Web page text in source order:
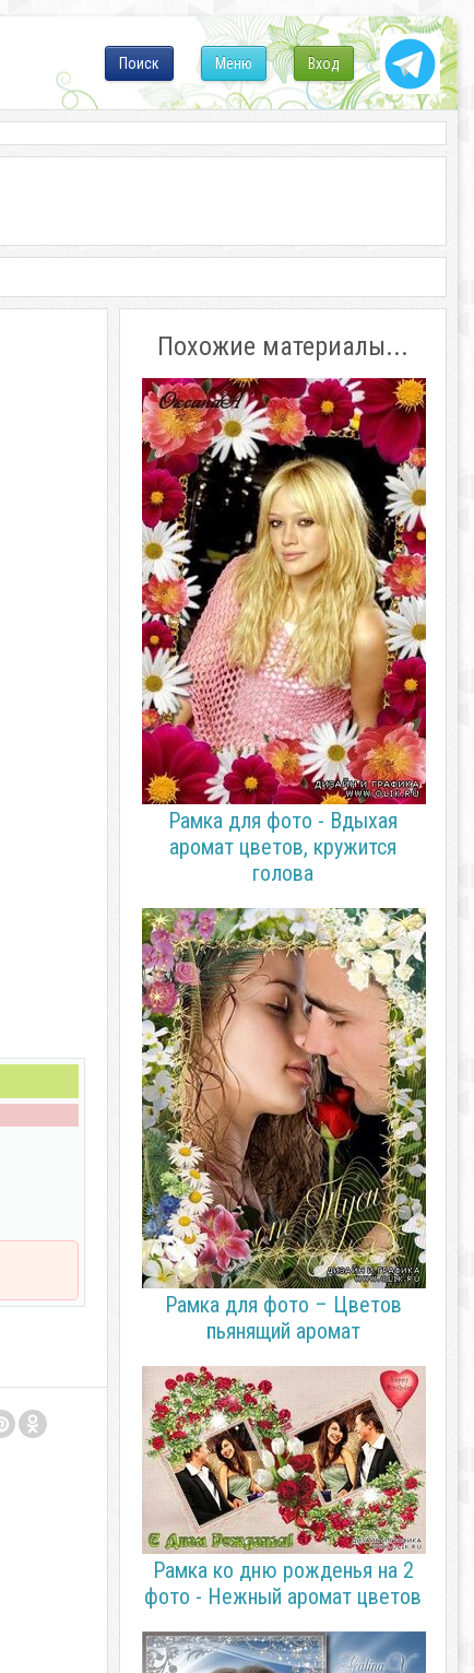
Вход
Меню
Поиск
Похожие материалы...
Рамка для фото - Вдыхая
аромат цветов, кружится
голова
Рамка для фото – Цветов
пьянящий аромат
Рамка ко дню рожденья на 2
фото - Нежный аромат цветов